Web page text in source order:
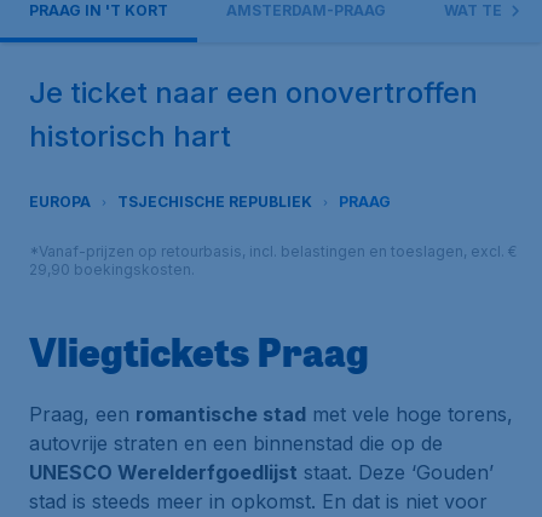
PRAAG IN 'T KORT AMSTERDAM-PRAAG WAT TE
Je ticket naar een onovertroffen
historisch hart
EUROPA TSJECHISCHE REPUBLIEK PRAAG
*Vanaf-prijzen op retourbasis, incl. belastingen en toeslagen, excl. €
29,90 boekingskosten.
Vliegtickets Praag
Praag, een romantische stad met vele hoge torens,
autovrije straten en een binnenstad die op de
UNESCO Werelderfgoedlijst staat. Deze ‘Gouden’
stad is steeds meer in opkomst. En dat is niet voor